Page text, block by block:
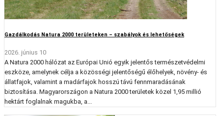
Gazdálkodás Natura 2000 területeken – szabályok és lehetőségek
2026. június 10
A Natura 2000 hálózat az Európai Unió egyik jelentős természetvédelmi
eszköze, amelynek célja a közösségi jelentőségű élőhelyek, növény- és
állatfajok, valamint a madárfajok hosszú távú fennmaradásának
biztosítása. Magyarországon a Natura 2000 területek közel 1,95 millió
hektárt foglalnak magukba, a...